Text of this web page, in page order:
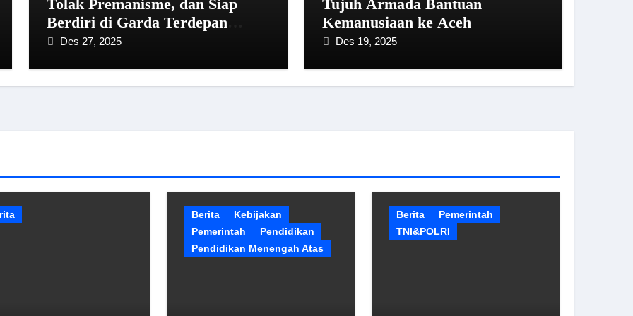
Tolak Premanisme, dan Siap
Berdiri di Garda Terdepan
Pemberantasan Korupsi
Des 27, 2025
Tujuh Armada Bantuan
Kemanusiaan ke Aceh
Des 19, 2025
Berita
Kebijakan
Pemerintah
Pendidikan
Pendidikan Menengah Atas
Berita
Pemerintah
TNI&POLRI